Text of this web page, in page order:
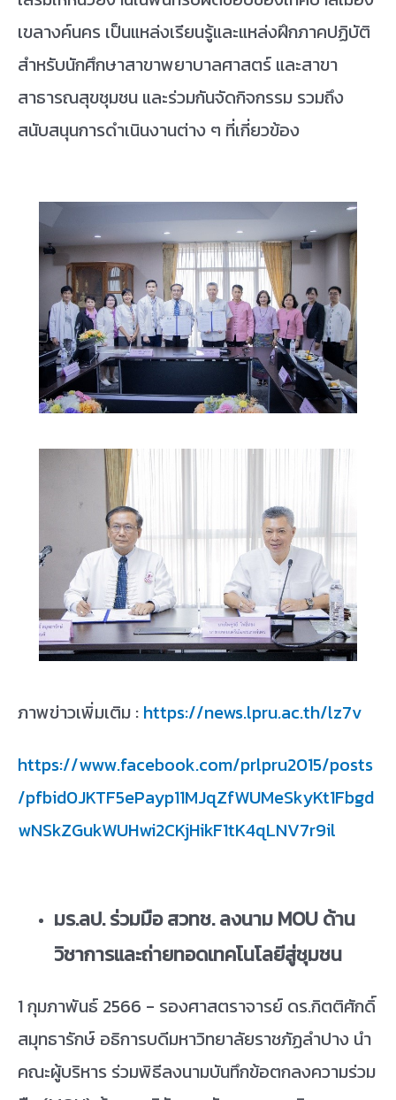
เขลางค์นคร เป็นแหล่งเรียนรู้และแหล่งฝึกภาคปฏิบัติ
สำหรับนักศึกษาสาขาพยาบาลศาสตร์ และสาขา
สาธารณสุขชุมชน และร่วมกันจัดกิจกรรม รวมถึง
สนับสนุนการดำเนินงานต่าง ๆ ที่เกี่ยวข้อง
ภาพข่าวเพิ่มเติม : https://news.lpru.ac.th/lz7v
https://www.facebook.com/prlpru2015/posts
/pfbid0JKTF5ePayp11MJqZfWUMeSkyKt1Fbgd
wNSkZGukWUHwi2CKjHikF1tK4qLNV7r9il
มร.ลป. ร่วมมือ สวทช. ลงนามMOU ด้าน
วิชาการและถ่ายทอดเทคโนโลยีสู่ชุมชน
1 กุมภาพันธ์ 2566 - รองศาสตราจารย์ ดร.กิตติศักดิ์
สมุทธารักษ์ อธิการบดีมหาวิทยาลัยราชภัฏลำปาง นำ
คณะผู้บริหาร ร่วมพิธีลงนามบันทึกข้อตกลงความร่วม